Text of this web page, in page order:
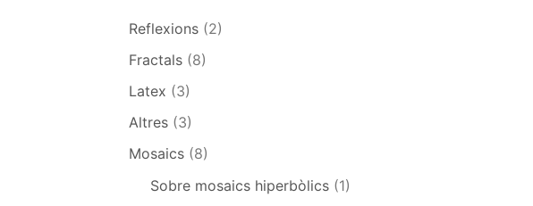
Reflexions (2)
Fractals (8)
Latex (3)
Altres (3)
Mosaics (8)
Sobre mosaics hiperbòlics (1)